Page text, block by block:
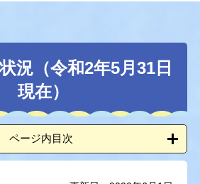
況（令和2年5月31日
現在）
ページ内目次